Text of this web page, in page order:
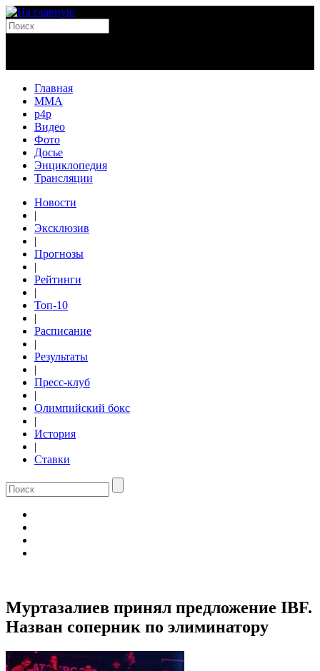
Главная
MMA
p4p
Видео
Фото
Досье
Энциклопедия
Трансляции
Новости
|
Эксклюзив
|
Прогнозы
|
Рейтинги
|
Топ-10
|
Расписание
|
Результаты
|
Пресс-клуб
|
Олимпийский бокс
|
История
|
Ставки
Муртазалиев принял предложение IBF.
Назван соперник по элиминатору